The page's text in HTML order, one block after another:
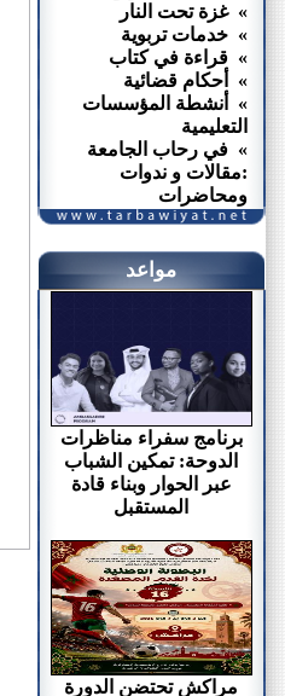
» غزة تحت النار
» خدمات تربوية
» قراءة في كتاب
» أحكام قضائية
» أنشطة المؤسسات
التعليمية
» في رحاب الجامعة
:مقالات و ندوات
ومحاضرات
مواعد
برنامج سفراء مناظرات
الدوحة: تمكين الشباب
عبر الحوار وبناء قادة
المستقبل
مراكش تحتضن الدورة